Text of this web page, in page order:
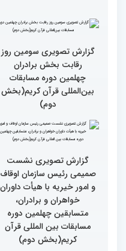
گزارش تصویری حضور
اصحاب رسانه درچهلمین
دوره مسابقات بین المللی
قران کریم (بخش اول)
کتاب قرآن با قلب ما مرتبط
و قابل توصیف نیست
گزارش تصویری سومین روز
رقابت بخش برادران
چهلمین دوره مسابقات
بین‌المللی قرآن کریم(بخش
دوم)